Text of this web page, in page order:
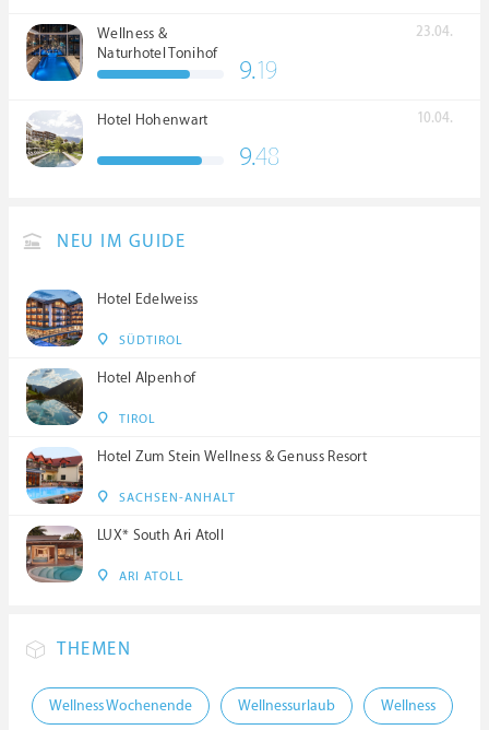
Wellness &
Naturhotel Tonihof
****S
23.04.
9.19
Hotel Hohenwart 10.04.
9.48
NEU IM GUIDE
Hotel Edelweiss
SÜDTIROL
Hotel Alpenhof
TIROL
Hotel Zum Stein Wellness & Genuss Resort
SACHSEN-ANHALT
LUX* South Ari Atoll
ARI ATOLL
THEMEN
Wellness Wochenende Wellnessurlaub Wellness